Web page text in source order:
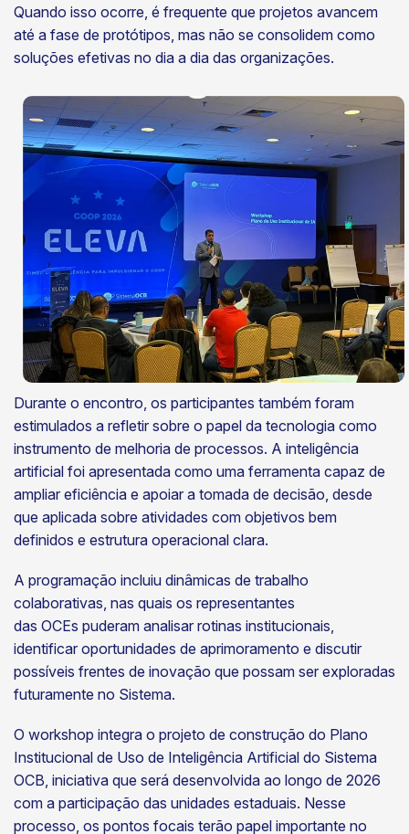
Quando isso ocorre, é frequente que projetos avancem
até a fase de protótipos, mas não se consolidem como
soluções efetivas no dia a dia das organizações.
Durante o encontro, os participantes também foram
estimulados a refletir sobre o papel da tecnologia como
instrumento de melhoria de processos. A inteligência
artificial foi apresentada como uma ferramenta capaz de
ampliar eficiência e apoiar a tomada de decisão, desde
que aplicada sobre atividades com objetivos bem
definidos e estrutura operacional clara.
A programação incluiu dinâmicas de trabalho
colaborativas, nas quais os representantes
das OCEs puderam analisar rotinas institucionais,
identificar oportunidades de aprimoramento e discutir
possíveis frentes de inovação que possam ser exploradas
futuramente no Sistema.
O workshop integra o projeto de construção do Plano
Institucional de Uso de Inteligência Artificial do Sistema
OCB, iniciativa que será desenvolvida ao longo de 2026
com a participação das unidades estaduais. Nesse
processo, os pontos focais terão papel importante no